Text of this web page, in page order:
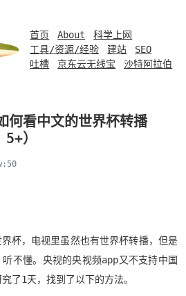
首页 About
科学上网
工具/资源/经验
建站
SEO
吐槽
京东云无线宝 沙特阿拉伯
何看中文的世界杯转播
）
杯，电视里虽然也有世界杯转播，但是
不懂。央视的央视频app又不支持中国
了1天，找到了以下的方法。